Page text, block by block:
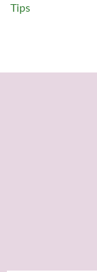
Tips